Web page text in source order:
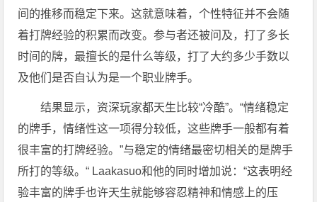
间的推移而稳定下来。这就意味着，个性特征并不会随
着打牌经验的积累而改变。参与者还被问及，打了多长
时间的牌，最擅长的是什么等级，打了大约多少手数以
及他们是否自认为是一个职业牌手。
结果显示，资深玩家都天生比较“冷酷”。“情绪稳定
的牌手，情绪性这一项得分较低，这些牌手一般都有着
很丰富的打牌经验。”与稳定的情绪最密切相关的是牌手
所打的等级。“ Laakasuo和他的同时增加说：“这表明经
验丰富的牌手也许天生就能够容忍精神和情感上的压